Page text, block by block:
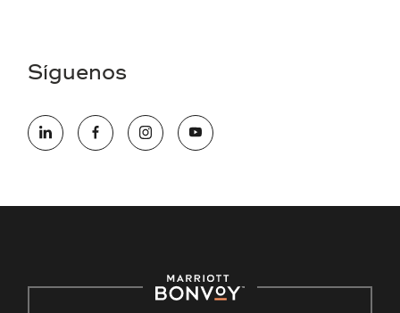
electrónico hqaffirmativeaction@marriott.com
oportunidades que se compromete a contratar una fuerza
de trabajo diversa y a mantener una cultura inclusiva.
Derecho a trabajar inglés/español
Conozca sus derechos
Síguenos